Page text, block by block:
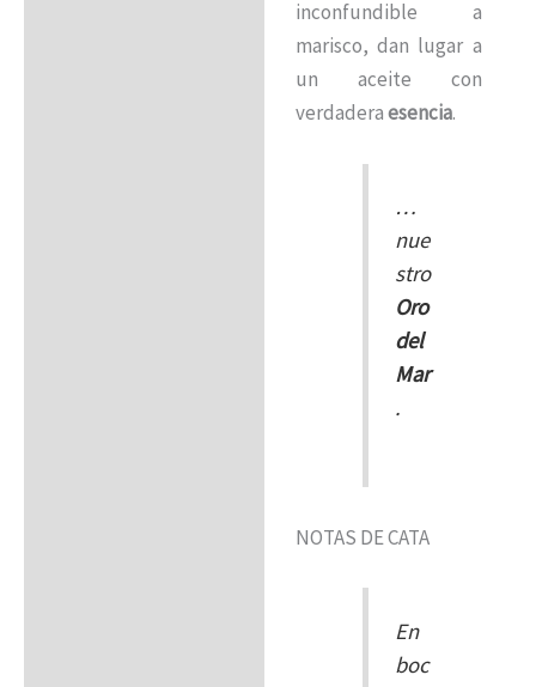
inconfundible a
marisco, dan lugar a
un aceite con
verdaderaesencia.
…
nue
stro
Oro
del
Mar
.
NOTAS DE CATA
En
boc